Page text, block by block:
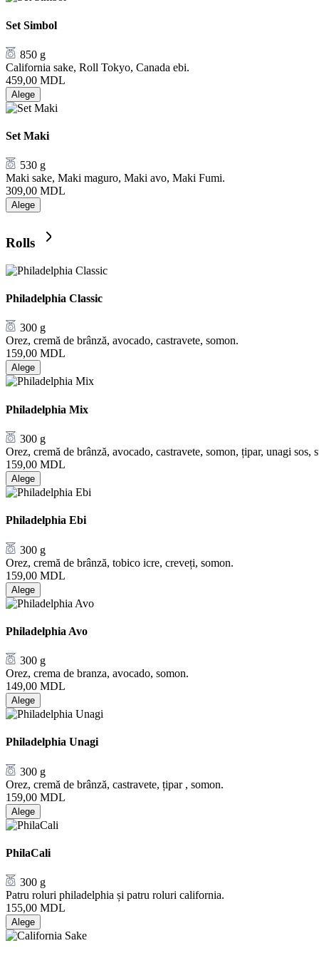
Set Simbol
850 g
California sake, Roll Tokyo, Canada ebi.
459,00 MDL
Alege
Set Maki
530 g
Maki sake, Maki maguro, Maki avo, Maki Fumi.
309,00 MDL
Alege
Rolls
Philadelphia Classic
300 g
Orez, cremă de brânză, avocado, castravete, somon.
159,00 MDL
Alege
Philadelphia Mix
300 g
Orez, cremă de brânză, avocado, castravete, somon, țipar, unagi sos,
159,00 MDL
Alege
Philadelphia Ebi
300 g
Orez, cremă de brânză, tobico icre, creveți, somon.
159,00 MDL
Alege
Philadelphia Avo
300 g
Orez, crema de branza, avocado, somon.
149,00 MDL
Alege
Philadelphia Unagi
300 g
Orez, cremă de brânză, castravete, țipar , somon.
159,00 MDL
Alege
PhilaCali
300 g
Patru roluri philadelphia și patru roluri california.
155,00 MDL
Alege